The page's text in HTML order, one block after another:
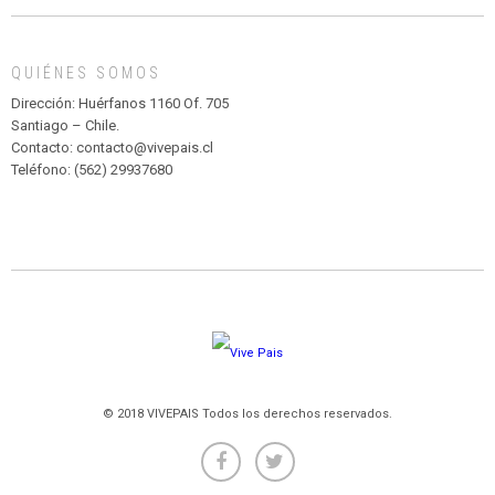
MADAGASCAR
PARQUE
HURATDO
QUIÉNES SOMOS
Dirección: Huérfanos 1160 Of. 705
Santiago – Chile.
Contacto: contacto@vivepais.cl
Teléfono: (562) 29937680
© 2018 VIVEPAIS Todos los derechos reservados.